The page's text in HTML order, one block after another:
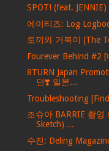
SPOT! (feat. JENNIE)
에이티즈: Log
토끼와 거북이 (The
Fourever Behind #2 [
8TURN Japan
던❣️ 일본...
Troubleshooting
조슈아 BARRIE 촬영
Sketch) ...
수진: Deling